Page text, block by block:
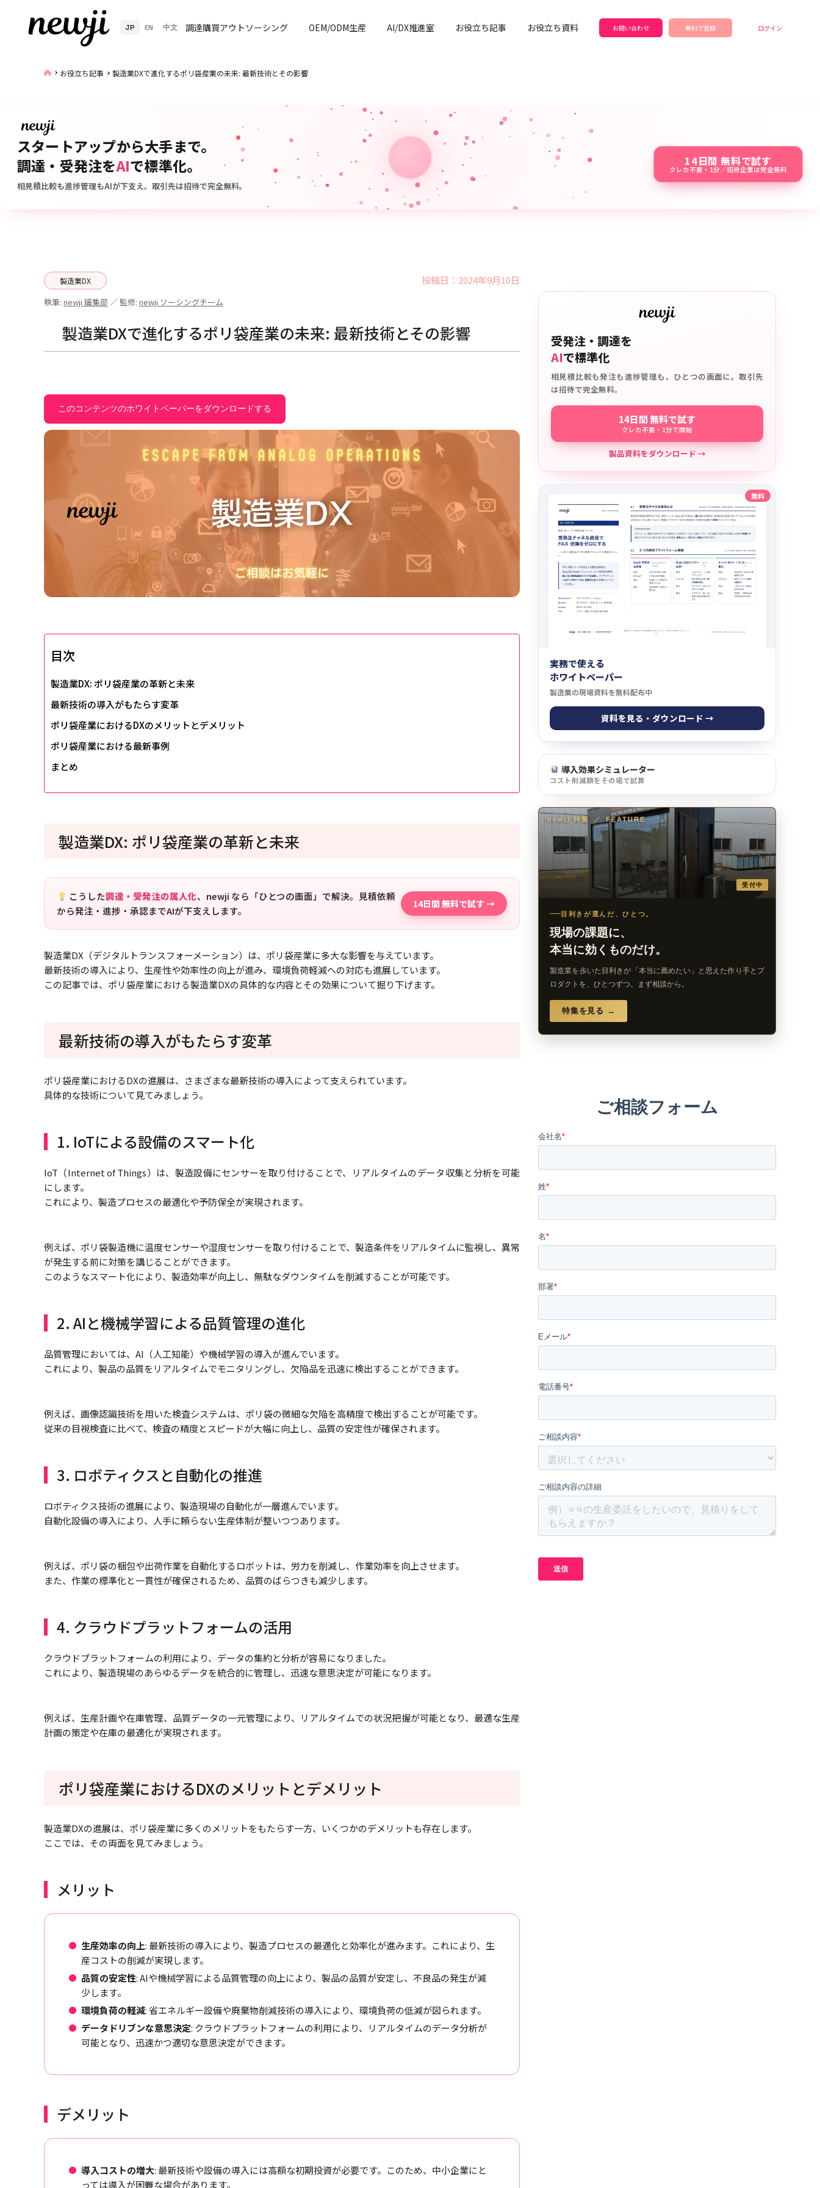
JP EN 中文 調達購買アウトソーシング OEM/ODM生産 AI/DX推進室 お役立ち記事 お役立ち資料 お問い合わせ 無料で登録 ログイン
お役立ち記事 製造業DXで進化するポリ袋産業の未来: 最新技術とその影響
スタートアップから大手まで。
調達・受発注をAIで標準化。
相見積比較も進捗管理もAIが下支え。取引先は招待で完全無料。
14日間 無料で試す
クレカ不要・1分／招待企業は完全無料
製造業DX 投稿日：2024年9月10日
執筆: newji 編集部 ／ 監修: newji ソーシングチーム
製造業DXで進化するポリ袋産業の未来: 最新技術とその影響
このコンテンツのホワイトペーパーをダウンロードする
目次
製造業DX: ポリ袋産業の革新と未来
最新技術の導入がもたらす変革
ポリ袋産業におけるDXのメリットとデメリット
ポリ袋産業における最新事例
まとめ
製造業DX: ポリ袋産業の革新と未来
こうした調達・受発注の属人化、newji なら「ひとつの画面」で解決。見積依頼
から発注・進捗・承認までAIが下支えします。
14日間 無料で試す →
製造業DX（デジタルトランスフォーメーション）は、ポリ袋産業に多大な影響を与えています。
最新技術の導入により、生産性や効率性の向上が進み、環境負荷軽減への対応も進展しています。
この記事では、ポリ袋産業における製造業DXの具体的な内容とその効果について掘り下げます。
最新技術の導入がもたらす変革
ポリ袋産業におけるDXの進展は、さまざまな最新技術の導入によって支えられています。
具体的な技術について見てみましょう。
1. IoTによる設備のスマート化
IoT（Internet of Things）は、製造設備にセンサーを取り付けることで、リアルタイムのデータ収集と分析を可能
にします。
これにより、製造プロセスの最適化や予防保全が実現されます。
例えば、ポリ袋製造機に温度センサーや湿度センサーを取り付けることで、製造条件をリアルタイムに監視し、異常
が発生する前に対策を講じることができます。
このようなスマート化により、製造効率が向上し、無駄なダウンタイムを削減することが可能です。
2. AIと機械学習による品質管理の進化
品質管理においては、AI（人工知能）や機械学習の導入が進んでいます。
これにより、製品の品質をリアルタイムでモニタリングし、欠陥品を迅速に検出することができます。
例えば、画像認識技術を用いた検査システムは、ポリ袋の微細な欠陥を高精度で検出することが可能です。
従来の目視検査に比べて、検査の精度とスピードが大幅に向上し、品質の安定性が確保されます。
3. ロボティクスと自動化の推進
ロボティクス技術の進展により、製造現場の自動化が一層進んでいます。
自動化設備の導入により、人手に頼らない生産体制が整いつつあります。
例えば、ポリ袋の梱包や出荷作業を自動化するロボットは、労力を削減し、作業効率を向上させます。
また、作業の標準化と一貫性が確保されるため、品質のばらつきも減少します。
4. クラウドプラットフォームの活用
クラウドプラットフォームの利用により、データの集約と分析が容易になりました。
これにより、製造現場のあらゆるデータを統合的に管理し、迅速な意思決定が可能になります。
例えば、生産計画や在庫管理、品質データの一元管理により、リアルタイムでの状況把握が可能となり、最適な生産
計画の策定や在庫の最適化が実現されます。
ポリ袋産業におけるDXのメリットとデメリット
製造業DXの進展は、ポリ袋産業に多くのメリットをもたらす一方、いくつかのデメリットも存在します。
ここでは、その両面を見てみましょう。
メリット
生産効率の向上: 最新技術の導入により、製造プロセスの最適化と効率化が進みます。これにより、生
産コストの削減が実現します。
品質の安定性: AIや機械学習による品質管理の向上により、製品の品質が安定し、不良品の発生が減
少します。
環境負荷の軽減: 省エネルギー設備や廃棄物削減技術の導入により、環境負荷の低減が図られます。
データドリブンな意思決定: クラウドプラットフォームの利用により、リアルタイムのデータ分析が
可能となり、迅速かつ適切な意思決定ができます。
デメリット
導入コストの増大: 最新技術や設備の導入には高額な初期投資が必要です。このため、中小企業にと
っては導入が困難な場合があります。
受発注・調達を
AIで標準化
相見積比較も発注も進捗管理も、ひとつの画面に。取引先
は招待で完全無料。
14日間 無料で試す
クレカ不要・1分で開始
製品資料をダウンロード →
無料
実務で使える
ホワイトペーパー
製造業の現場資料を無料配布中
資料を見る・ダウンロード →
導入効果シミュレーター
コスト削減額をその場で試算
newji 特集 ／ FEATURE
受付中
目利きが選んだ、ひとつ。
現場の課題に、
本当に効くものだけ。
製造業を歩いた目利きが「本当に薦めたい」と思えた作り手とプ
ロダクトを、ひとつずつ。まず相談から。
特集を見る →